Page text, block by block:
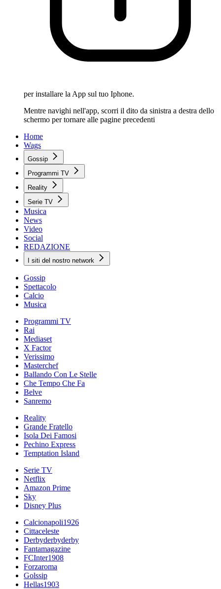
per installare la App sul tuo Iphone.
Mentre navighi nell'app, scorri il dito da sinistra a destra dello
schermo per tornare alle pagine precedenti
Home
Wags
Gossip
Programmi TV
Reality
Serie TV
Musica
News
Video
Social
REDAZIONE
I siti del nostro network
Gossip
Spettacolo
Calcio
Musica
Programmi TV
Rai
Mediaset
X Factor
Verissimo
Masterchef
Ballando Con Le Stelle
Che Tempo Che Fa
Belve
Sanremo
Reality
Grande Fratello
Isola Dei Famosi
Pechino Express
Temptation Island
Serie TV
Netflix
Amazon Prime
Sky
Disney Plus
Calcionapoli1926
Cittaceleste
Derbyderbyderby
Fantamagazine
FCInter1908
Forzaroma
Golssip
Hellas1903